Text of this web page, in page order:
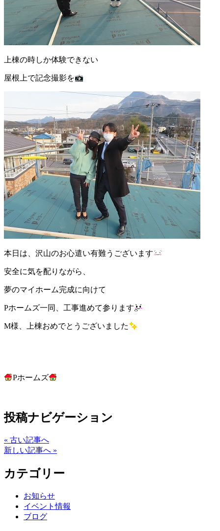
上棟の時しか体験できない
屋根上で記念撮影を
本日は、沢山のお心遣い有難うございます
安全に気を配りながら、
夢のマイホーム完成に向けて
Pホームズ一同、工事進めて参ります
M様、上棟おめでとうございました
Pホームズ
投稿ナビゲーション
« 古い記事へ
新しい記事へ »
カテゴリー
お知らせ
イベント情報
ブログ